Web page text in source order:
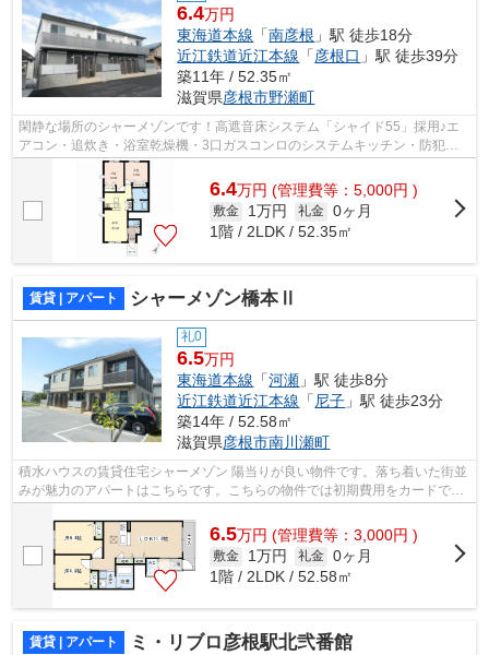
6.4万円
東海道本線 「南彦根 」駅 徒歩18分
近江鉄道近江本線 「彦根口 」駅 徒歩39分
築11年 / 52.35㎡
滋賀県彦根市野瀬町
閑静な場所のシャーメゾンです！高遮音床システム「シャイド55」採用♪エ
アコン・追炊き・浴室乾燥機・3口ガスコンロのシステムキッチン・防犯ガ
ラス・しゃ熱断熱複層ガラス・高効率給...
6.4万円 (管理費等：5,000円 )
敷金 1万円 礼金 0ヶ月
1階 / 2LDK / 52.35㎡
賃貸 | アパート シャーメゾン橋本Ⅱ
礼0
6.5万円
東海道本線 「河瀬 」駅 徒歩8分
近江鉄道近江本線 「尼子 」駅 徒歩23分
築14年 / 52.58㎡
滋賀県彦根市南川瀬町
積水ハウスの賃貸住宅シャーメゾン 陽当りが良い物件です。落ち着いた街並
みが魅力のアパートはこちらです。こちらの物件では初期費用をカードでお
支払いいただけます。パソコン快適、...
6.5万円 (管理費等：3,000円 )
敷金 1万円 礼金 0ヶ月
1階 / 2LDK / 52.58㎡
賃貸 | アパート ミ・リブロ彦根駅北弐番館